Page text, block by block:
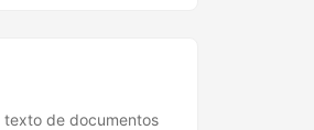
texto de documentos